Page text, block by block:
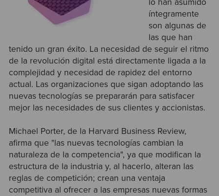
lo han asumido
íntegramente
son algunas de
las que han
tenido un gran éxito. La necesidad de seguir el ritmo
de la revolución digital está directamente ligada a la
complejidad y necesidad de rapidez del entorno
actual. Las organizaciones que sigan adoptando las
nuevas tecnologías se prepararán para satisfacer
mejor las necesidades de sus clientes y accionistas.
Michael Porter, de la Harvard Business Review,
afirma que "las nuevas tecnologías cambian la
naturaleza de la competencia", ya que modifican la
estructura de la industria y, al hacerlo, alteran las
reglas de competición; crean una ventaja
competitiva al ofrecer a las empresas nuevas formas